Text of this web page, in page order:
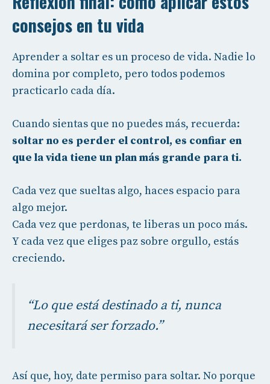
consejos en tu vida
Aprender a soltar es un proceso de vida. Nadie lo
domina por completo, pero todos podemos
practicarlo cada día.
Cuando sientas que no puedes más, recuerda:
soltar no es perder el control, es confiar en
que la vida tiene un plan más grande para ti.
Cada vez que sueltas algo, haces espacio para
algo mejor.
Cada vez que perdonas, te liberas un poco más.
Y cada vez que eliges paz sobre orgullo, estás
creciendo.
“Lo que está destinado a ti, nunca
necesitará ser forzado.”
Así que, hoy, date permiso para soltar. No porque